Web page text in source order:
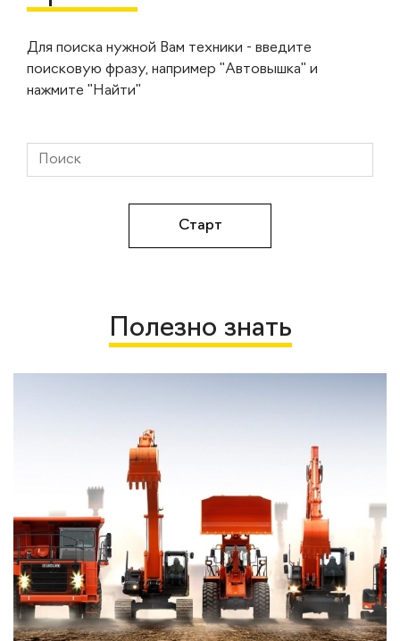
Для поиска нужной Вам техники - введите
поисковую фразу, например "Автовышка" и
нажмите "Найти"
Полезно знать